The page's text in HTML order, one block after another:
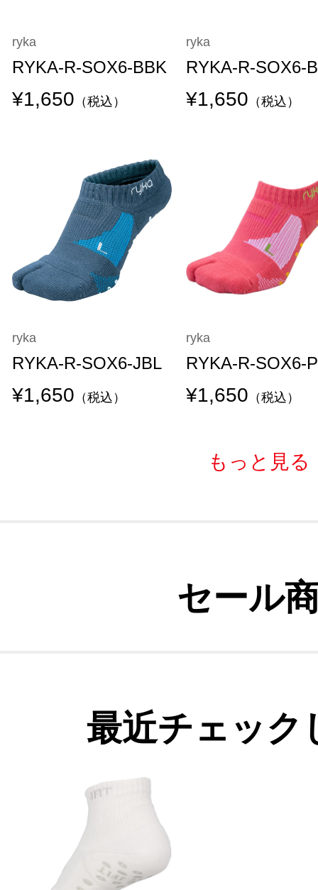
ryka
RYKA-R-SOX6-BBK
¥1,650 （税込）
ryka
RYKA-R-SOX6-
¥1,650 （税込）
ryka
RYKA-R-SOX6-JBL
¥1,650 （税込）
ryka
RYKA-R-SOX6-
¥1,650 （税込）
もっと見る
セール
最近チェック